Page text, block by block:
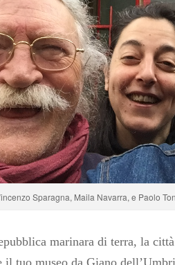
Sparagna, Maila Navarra, e Paolo
marinara di terra, la